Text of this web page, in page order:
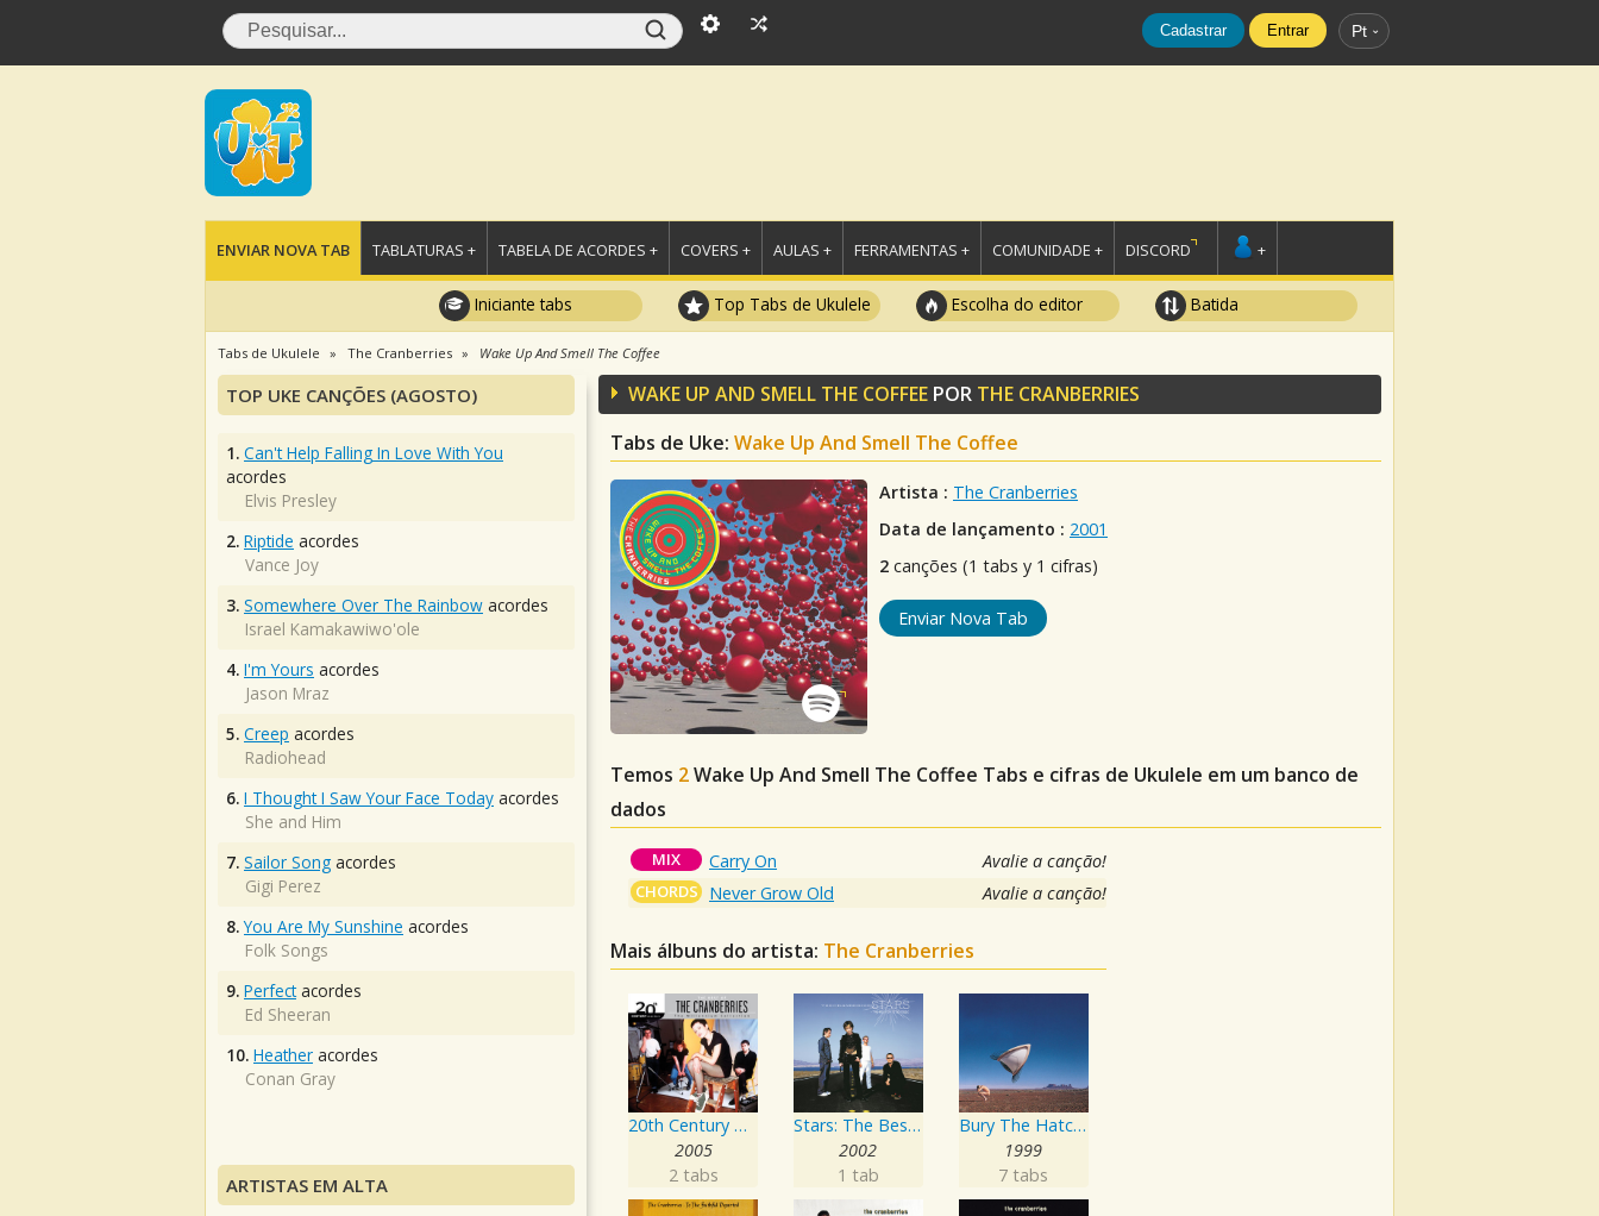
Cadastrar Entrar Pt
ENVIAR NOVA TAB TABLATURAS + TABELA DE ACORDES + COVERS + AULAS + FERRAMENTAS + COMUNIDADE + DISCORD +
Iniciante tabs Top Tabs de Ukulele Escolha do editor Batida
Tabs de Ukulele The Cranberries Wake Up And Smell The Coffee
WAKE UP AND SMELL THE COFFEE POR THE CRANBERRIES
Tabs de Uke: Wake Up And Smell The Coffee
Artista : The Cranberries
Data de lançamento : 2001
2 canções (1 tabs y 1 cifras)
Enviar Nova Tab
Temos 2Wake Up And Smell The Coffee Tabs e cifras de Ukulele em um banco de
dados
MIX Carry On Avalie a canção!
CHORDS Never Grow Old Avalie a canção!
Mais álbuns do artista: The Cranberries
20th Century Masters - The Millennium Collection: The Best Of The Cranberries
2005
2 tabs
Stars: The Best Of The Cranberries 1992-2002
2002
1 tab
Bury The Hatchet
1999
7 tabs
TOP UKE CANÇÕES (AGOSTO)
1. Can't Help Falling In Love With You
acordes
Elvis Presley
2. Riptide acordes
Vance Joy
3. Somewhere Over The Rainbow acordes
Israel Kamakawiwo'ole
4. I'm Yours acordes
Jason Mraz
5. Creep acordes
Radiohead
6. I Thought I Saw Your Face Today acordes
She and Him
7. Sailor Song acordes
Gigi Perez
8. You Are My Sunshine acordes
Folk Songs
9. Perfectacordes
Ed Sheeran
10. Heather acordes
Conan Gray
ARTISTAS EM ALTA